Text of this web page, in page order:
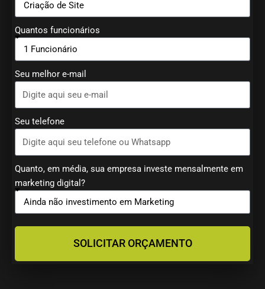
Quantos funcionários
Seu melhor e-mail
Seu telefone
Quanto, em média, sua empresa investe mensalmente em
marketing digital?
SOLICITAR ORÇAMENTO